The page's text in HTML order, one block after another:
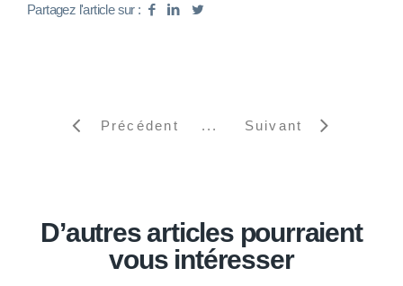
Partagez l'article sur :
Précédent Suivant
D’autres articles pourraient
vous intéresser